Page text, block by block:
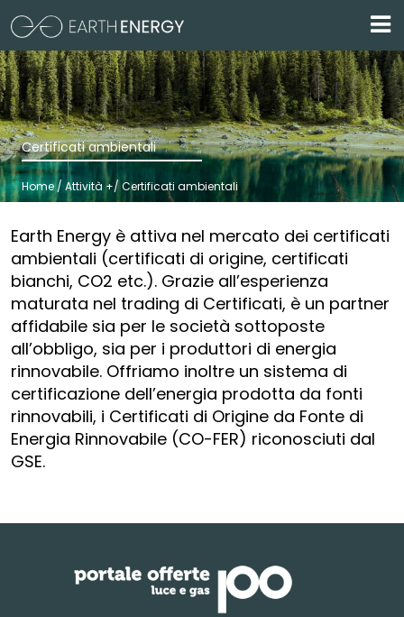
Certificati ambientali
Home / Attività +/ Certificati ambientali
Earth Energy è attiva nel mercato dei certificati
ambientali (certificati di origine, certificati
bianchi, CO2 etc.). Grazie all’esperienza
maturata nel trading di Certificati, è un partner
affidabile sia per le società sottoposte
all’obbligo, sia per i produttori di energia
rinnovabile. Offriamo inoltre un sistema di
certificazione dell’energia prodotta da fonti
rinnovabili, i Certificati di Origine da Fonte di
Energia Rinnovabile (CO-FER) riconosciuti dal
GSE.